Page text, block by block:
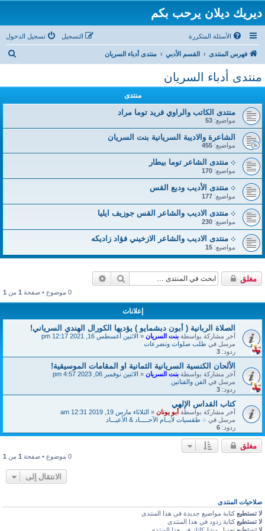
ديريك ديلان يرحب بكم
الأسئلة المتكررة تسجيل الدخول التسجيل
فهرس المنتدى القسم الأدبي منتدى أدباء السريان
منتدى أدباء السريان
منتدى
منتدى الكاتب والراوي فريد توما مراد
مواضيع: 53
الشاعرة والاديبة السريانية بنت السريان
مواضيع: 455
܀ منتدى الشاعر توما بيطار
مواضيع: 170
܀ منتدى الأديب وديع القس
مواضيع: 177
܀ منتدى الاديب والشاعر القس جوزيف ايليا
مواضيع: 230
܀ منتدى الاديب والشاعر الازخيني فؤاد زاديكه
مواضيع: 15
مغلق بحث
0 موضوع • صفحة 1 من 1
إعلانات
الصلاة الربانية ( أبون دبشمايو ) يؤديها الكورال الهندي السرياني!
آخر مشاركة بواسطة بنت السريان « الاثنين أغسطس 16, 2021 12:17 pm
مرسل في طلب صلوات وتضرعات
ردود: 3
الألحان الكنسية السريانية الثمانية او المقامات الموسيقية!
آخر مشاركة بواسطة بنت السريان « الاثنين نوفمبر 06, 2023 4:57 pm
مرسل في الفن والفنانين
ردود: 3
كتاب القداس الإلهي
آخر مشاركة بواسطة أبو يونان « الثلاثاء مارس 19, 2019 12:31 am
مرسل في ܀ طقسيات لأيــام الآحـــــاد & الأعيـــاد
ردود: 6
مغلق
0 موضوع • صفحة 1 من 1
الانتقال إلى
صلاحيات المنتدى
لا تستطيع كتابة مواضيع جديدة في هذا المنتدى
لا تستطيع كتابة ردود في هذا المنتدى